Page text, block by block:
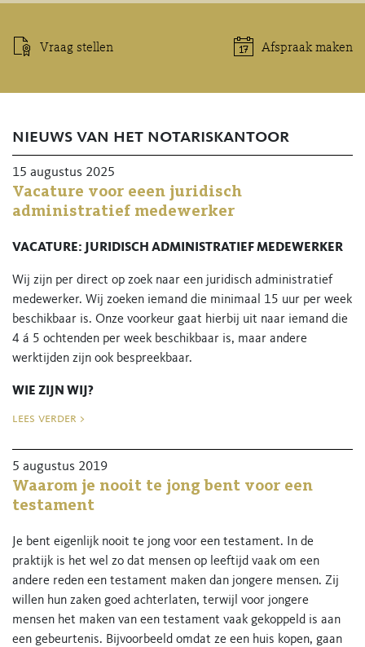
Vraag stellen Afspraak maken
nieuws van het notariskantoor
15 augustus 2025
Vacature voor eeen juridisch
administratief medewerker
VACATURE: JURIDISCH ADMINISTRATIEF MEDEWERKER
Wij zijn per direct op zoek naar een juridisch administratief
medewerker. Wij zoeken iemand die minimaal 15 uur per week
beschikbaar is. Onze voorkeur gaat hierbij uit naar iemand die
4 á 5 ochtenden per week beschikbaar is, maar andere
werktijden zijn ook bespreekbaar.
WIE ZIJN WIJ?
Ons notariskantoor is gevestigd in Wageningen, stad der
werkzaamheden op ons kantoor zeer divers zijn, waarbij ook
internationale aspecten dikwijls een rol spelen. We begeleiden
onze cliënten op belangrijke momenten in hun leven (koop van
van een dierbare). Het werk is totaal niet stoffig, maar juist
heel afwisselend. Op ons kantoor is geen dag hetzelfde! We
hebben een enthousiast team dat bestaat uit 12 mensen en de
sfeer op ons kantoor is informeel. Naast hard werken is er
zeker ook ruimte voor gezelligheid.
lees verder >
5 augustus 2019
Waarom je nooit te jong bent voor een
testament
Je bent eigenlijk nooit te jong voor een testament. In de
praktijk is het wel zo dat mensen op leeftijd vaak om een
andere reden een testament maken dan jongere mensen. Zij
willen hun zaken goed achterlaten, terwijl voor jongere
mensen het maken van een testament vaak gekoppeld is aan
een gebeurtenis. Bijvoorbeeld omdat ze een huis kopen, gaan